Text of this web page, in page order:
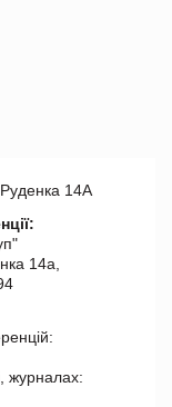
14А
14а,
журналах: